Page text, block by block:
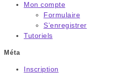
Mon compte
Formulaire
S’enregistrer
Tutoriels
Méta
Inscription